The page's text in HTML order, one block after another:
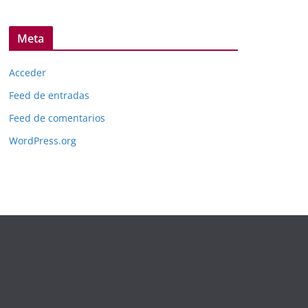
Meta
Acceder
Feed de entradas
Feed de comentarios
WordPress.org